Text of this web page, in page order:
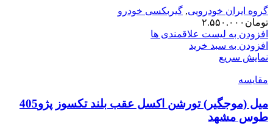
گروه ایران خودرویی, گیربکسی خودرو
تومان ۲.۵۵۰.۰۰۰
افزودن به لیست علاقمندی ها
افزودن به سبد خرید
نمایش سریع
مقایسه
میل (موجگیر) تورشن اکسل عقب بلند تکسوز پژو405
طوس مشهد